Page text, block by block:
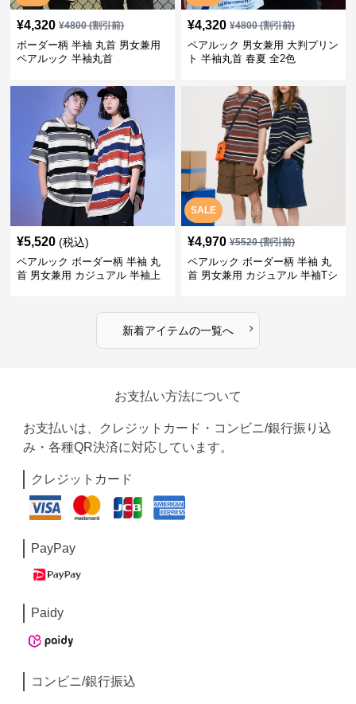
¥4,320 ¥4800(割引前)
ボーダー柄 半袖 丸首 男女兼用
ペアルック 半袖丸首
¥4,320 ¥4800(割引前)
ペアルック 男女兼用 大判プリン
ト 半袖丸首 春夏 全2色
¥5,520 (税込)
ペアルック ボーダー柄 半袖 丸
首 男女兼用 カジュアル 半袖上
SALE
¥4,970 ¥5520(割引前)
ペアルック ボーダー柄 半袖 丸
首 男女兼用 カジュアル 半袖Tシ
新着アイテムの一覧へ ›
お支払い方法について
お支払いは、クレジットカード・コンビニ/銀行振り込
み・各種QR決済に対応しています。
クレジットカード
PayPay
Paidy
コンビニ/銀行振込